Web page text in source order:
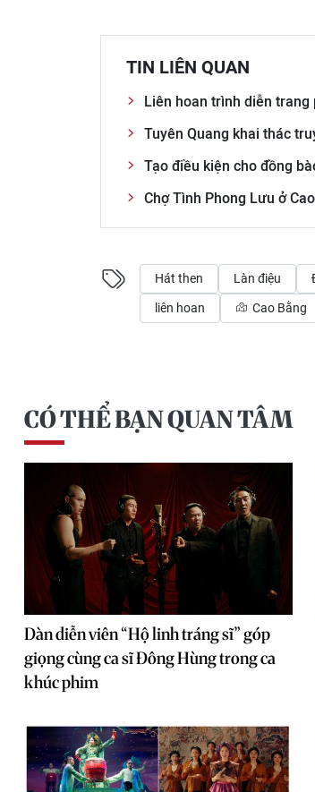
TIN LIÊN QUAN
Liên hoan trình diễn trang
Tuyên Quang khai thác
Tạo điều kiện cho đồng
Chợ Tình Phong Lưu ở
Hát then Làn điệu
liên hoan Cao Bằng
CÓ THỂ BẠN QUAN TÂM
Dàn diễn viên “Hộ linh tráng sĩ” góp
giọng cùng ca sĩ Đông Hùng trong ca
khúc phim